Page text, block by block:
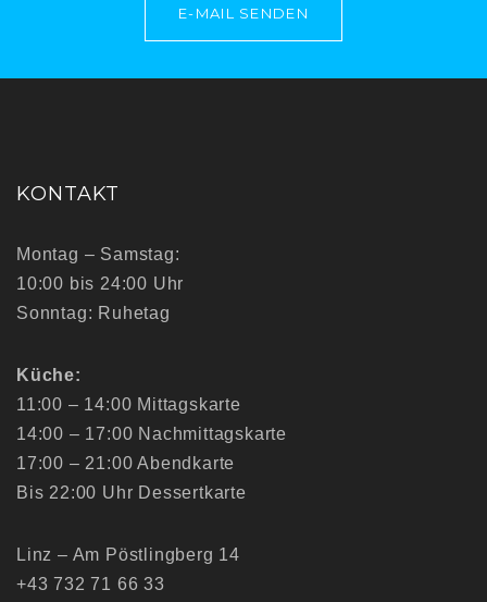
E-MAIL SENDEN
KONTAKT
Montag – Samstag:
10:00 bis 24:00 Uhr
Sonntag: Ruhetag
Küche:
11:00 – 14:00 Mittagskarte
14:00 – 17:00 Nachmittagskarte
17:00 – 21:00 Abendkarte
Bis 22:00 Uhr Dessertkarte
Linz – Am Pöstlingberg 14
+43 732 71 66 33